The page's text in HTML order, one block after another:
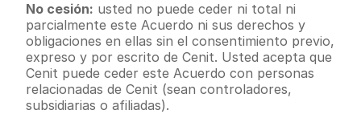
No cesión: usted no puede ceder ni total ni
parcialmente este Acuerdo ni sus derechos y
obligaciones en ellas sin el consentimiento previo,
expreso y por escrito de Cenit. Usted acepta que
Cenit puede ceder este Acuerdo con personas
relacionadas de Cenit (sean controladores,
subsidiarias o afiliadas).